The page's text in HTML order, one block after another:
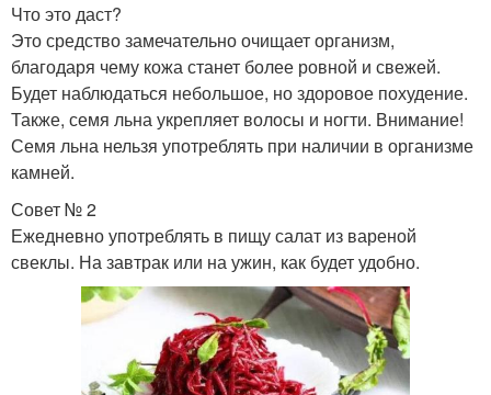
Что это даст?
Это средство замечательно очищает организм,
благодаря чему кожа станет более ровной и свежей.
Будет наблюдаться небольшое, но здоровое похудение.
Также, семя льна укрепляет волосы и ногти. Внимание!
Семя льна нельзя употреблять при наличии в организме
камней.
Совет № 2
Ежедневно употреблять в пищу салат из вареной
свеклы. На завтрак или на ужин, как будет удобно.